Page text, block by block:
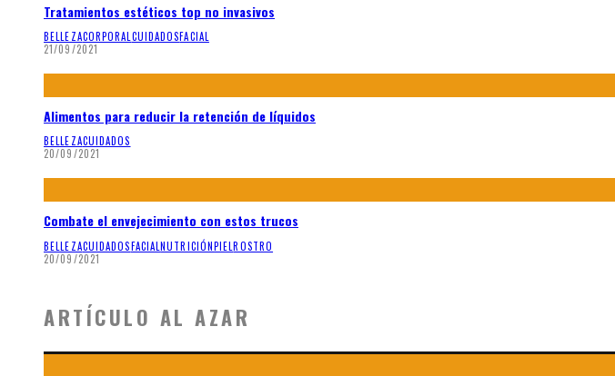
Tratamientos estéticos top no invasivos
BELLEZACORPORALCUIDADOSFACIAL
21/09/2021
Alimentos para reducir la retención de líquidos
BELLEZACUIDADOS
20/09/2021
Combate el envejecimiento con estos trucos
BELLEZACUIDADOSFACIALNUTRICIÓNPIELROSTRO
20/09/2021
ARTÍCULO AL AZAR